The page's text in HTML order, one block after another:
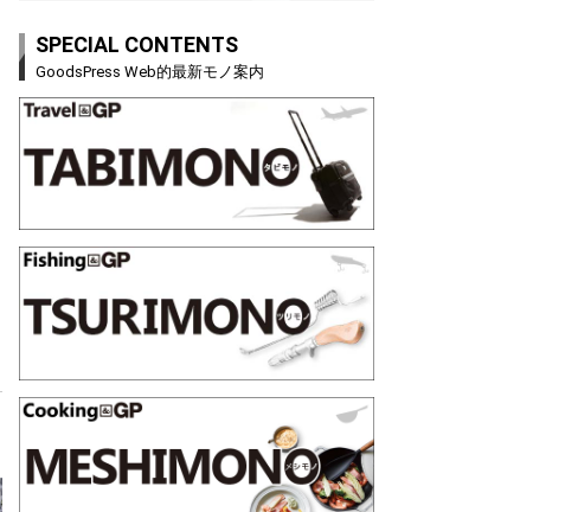
SPECIAL CONTENTS
GoodsPress Web的最新モノ案内